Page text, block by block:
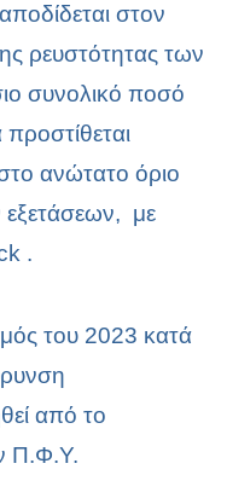
στον
ρευστότητας των
συνολικό ποσό
ανώτατο όριο
με
.
του 2023 κατά
από το
Π.Φ.Υ.